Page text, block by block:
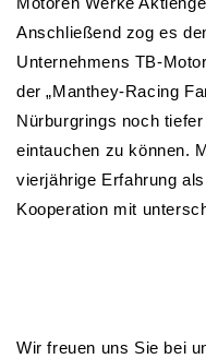
Anschließend zog es
Unternehmens TB-
der „Manthey-Racing
Nürburgrings noch
eintauchen zu können.
vierjährige Erfahrung
Kooperation mit
Wir freuen uns Sie bei